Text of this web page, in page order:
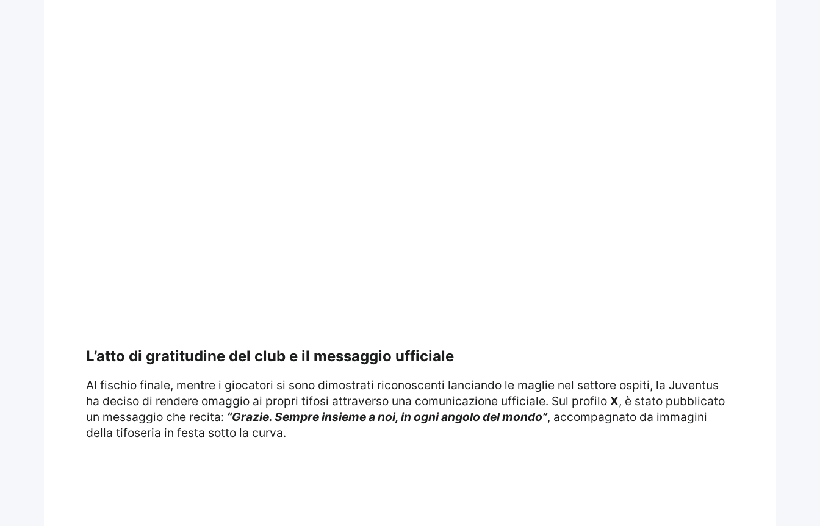
l’atto di gratitudine del club e il messaggio ufficiale
Al fischio finale, mentre i giocatori si sono dimostrati riconoscenti lanciando le maglie nel settore ospiti, la Juventus
ha deciso di rendere omaggio ai propri tifosi attraverso una comunicazione ufficiale. Sul profilo X, è stato pubblicato
un messaggio che recita: “Grazie. Sempre insieme a noi, in ogni angolo del mondo”, accompagnato da immagini
della tifoseria in festa sotto la curva.